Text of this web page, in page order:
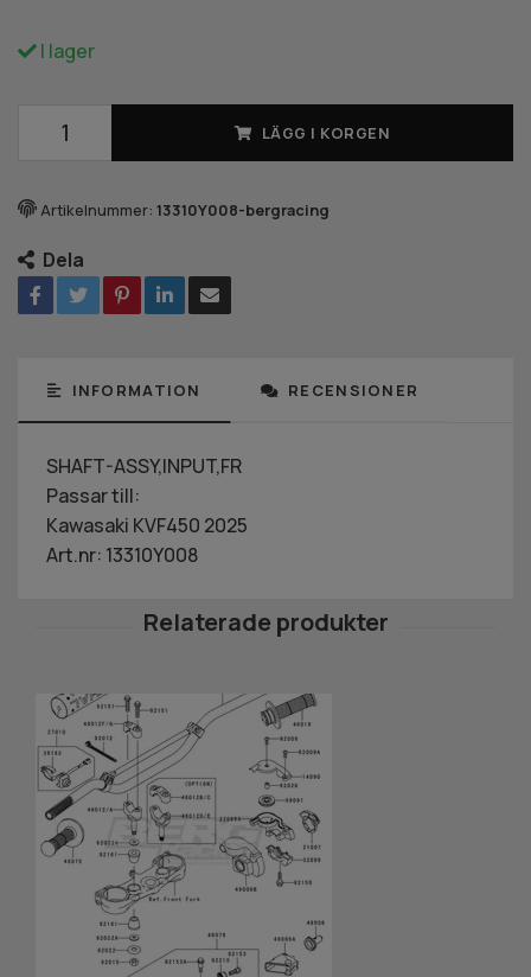
I lager
LÄGG I KORGEN
Artikelnummer: 13310Y008-bergracing
Dela
INFORMATION RECENSIONER
SHAFT-ASSY,INPUT,FR
Passar till:
Kawasaki KVF450 2025
Art.nr: 13310Y008